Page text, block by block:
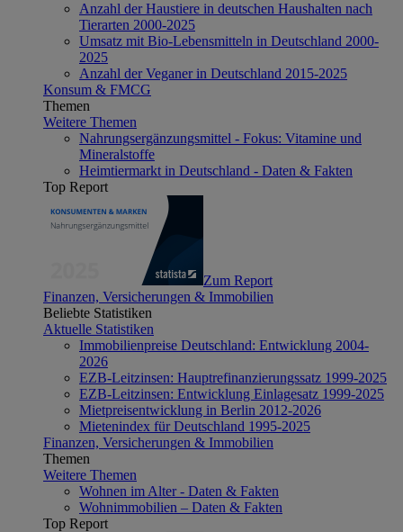
Anzahl der Haustiere in deutschen Haushalten nach
Tierarten 2000-2025
Umsatz mit Bio-Lebensmitteln in Deutschland 2000-
2025
Anzahl der Veganer in Deutschland 2015-2025
Konsum & FMCG
Themen
Weitere Themen
Nahrungsergänzungsmittel - Fokus: Vitamine und
Mineralstoffe
Heimtiermarkt in Deutschland - Daten & Fakten
Top Report
Zum Report
Finanzen, Versicherungen & Immobilien
Beliebte Statistiken
Aktuelle Statistiken
Immobilienpreise Deutschland: Entwicklung 2004-
2026
EZB-Leitzinsen: Hauptrefinanzierungssatz 1999-2025
EZB-Leitzinsen: Entwicklung Einlagesatz 1999-2025
Mietpreisentwicklung in Berlin 2012-2026
Mietenindex für Deutschland 1995-2025
Finanzen, Versicherungen & Immobilien
Themen
Weitere Themen
Wohnen im Alter - Daten & Fakten
Wohnimmobilien – Daten & Fakten
Top Report